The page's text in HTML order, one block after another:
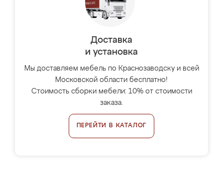
Доставка
и установка
Мы доставляем мебель по Краснозаводску и всей
Московской области бесплатно!
Стоимость сборки мебели: 10% от стоимости
заказа.
ПЕРЕЙТИ В КАТАЛОГ